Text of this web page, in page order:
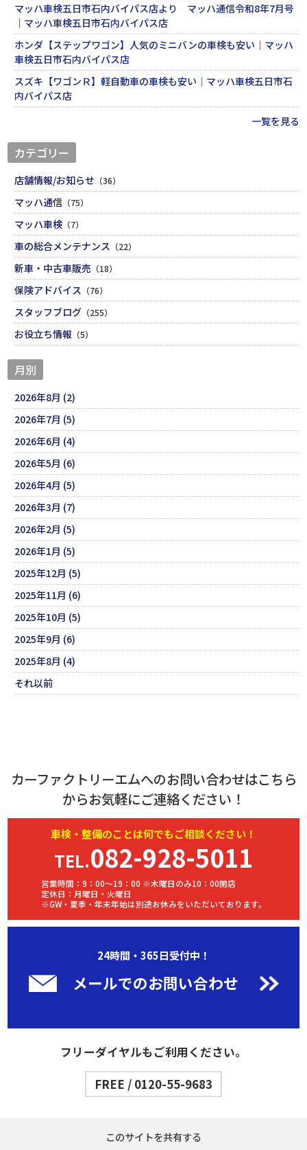
マッハ車検五日市石内バイパス店より マッハ通信令和8年7月号
｜マッハ車検五日市石内バイパス店
ホンダ【ステップワゴン】人気のミニバンの車検も安い｜マッハ
車検五日市石内バイパス店
スズキ【ワゴンＲ】軽自動車の車検も安い｜マッハ車検五日市石
内バイパス店
一覧を見る
カテゴリー
店舗情報/お知らせ （36）
マッハ通信 （75）
マッハ車検 （7）
車の総合メンテナンス （22）
新車・中古車販売 （18）
保険アドバイス （76）
スタッフブログ （255）
お役立ち情報 （5）
月別
2026年8月 (2)
2026年7月 (5)
2026年6月 (4)
2026年5月 (6)
2026年4月 (5)
2026年3月 (7)
2026年2月 (5)
2026年1月 (5)
2025年12月 (5)
2025年11月 (6)
2025年10月 (5)
2025年9月 (6)
2025年8月 (4)
それ以前
カーファクトリーエムへのお問い合わせはこちら
からお気軽にご連絡ください！
車検・ 整備のことは何でもご相談ください！
TEL.082-928-5011
営業時間：9：00～19：00 ※木曜日のみ10：00開店
定休日：月曜日・火曜日
※GW・夏季・年末年始は別途お休みをいただいております。
24時間・365日受付中！
メールでのお問い合わせ
フリーダイヤルもご利用ください。
FREE / 0120-55-9683
このサイトを共有する